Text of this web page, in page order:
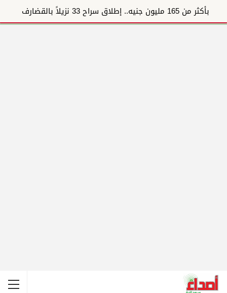
بأكثر من 165 مليون جنيه.. إطلاق سراح 33 نزيلاً بالقضارف